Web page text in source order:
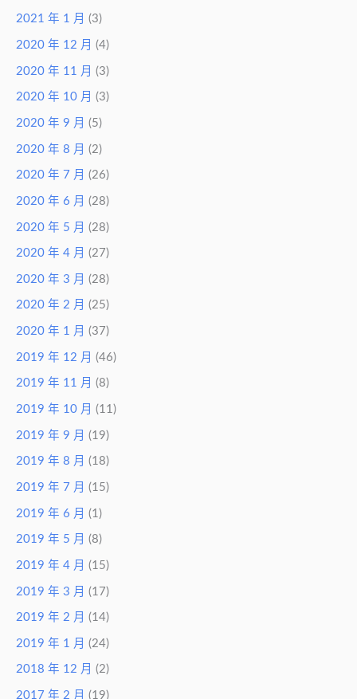
2021 年 1 月 (3)
2020 年 12 月 (4)
2020 年 11 月 (3)
2020 年 10 月 (3)
2020 年 9 月 (5)
2020 年 8 月 (2)
2020 年 7 月 (26)
2020 年 6 月 (28)
2020 年 5 月 (28)
2020 年 4 月 (27)
2020 年 3 月 (28)
2020 年 2 月 (25)
2020 年 1 月 (37)
2019 年 12 月 (46)
2019 年 11 月 (8)
2019 年 10 月 (11)
2019 年 9 月 (19)
2019 年 8 月 (18)
2019 年 7 月 (15)
2019 年 6 月 (1)
2019 年 5 月 (8)
2019 年 4 月 (15)
2019 年 3 月 (17)
2019 年 2 月 (14)
2019 年 1 月 (24)
2018 年 12 月 (2)
2017 年 2 月 (19)